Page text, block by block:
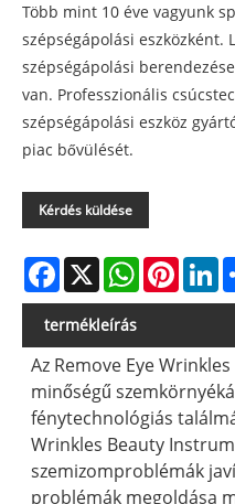
Több mint 10 éve vagyunk
szépségápolási eszközként.
szépségápolási
van. Professzionális
szépségápolási eszköz
piac bővülését.
Kérdés küldése
Facebook
X WhatsApp
termékleírás
Az Remove Eye
minőségű
fénytechnológiás
Wrinkles Beauty
szemizomproblémák
problémák megoldása